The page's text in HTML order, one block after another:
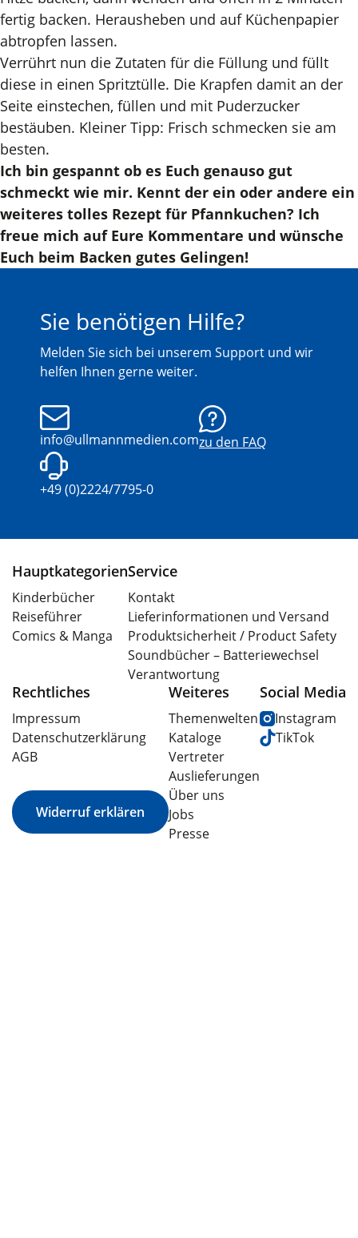
fertig backen. Herausheben und auf Küchenpapier
abtropfen lassen.
Verrührt nun die Zutaten für die Füllung und füllt
diese in einen Spritztülle. Die Krapfen damit an der
Seite einstechen, füllen und mit Puderzucker
bestäuben. Kleiner Tipp: Frisch schmecken sie am
besten.
Ich bin gespannt ob es Euch genauso gut
schmeckt wie mir. Kennt der ein oder andere ein
weiteres tolles Rezept für Pfannkuchen? Ich
freue mich auf Eure Kommentare und wünsche
Euch beim Backen gutes Gelingen!
Sie benötigen Hilfe?
Melden Sie sich bei unserem Support und wir
helfen Ihnen gerne weiter.
info@ullmannmedien.comzu den FAQ
+49 (0)2224/7795-0
Hauptkategorien
Kinderbücher
Reiseführer
Comics & Manga
Service
Kontakt
Lieferinformationen und Versand
Produktsicherheit / Product Safety
Soundbücher – Batteriewechsel
Verantwortung
Rechtliches
Impressum
Datenschutzerklärung
AGB
Widerruf erklären
Weiteres
Themenwelten
Kataloge
Vertreter
Auslieferungen
Über uns
Jobs
Presse
Social Media
Instagram
TikTok